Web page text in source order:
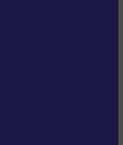
Đào gối ôm dài